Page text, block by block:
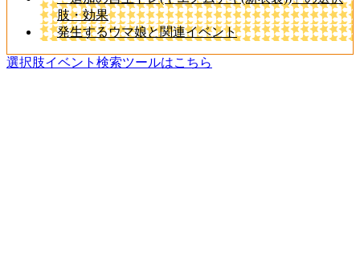
肢・効果
発生するウマ娘と関連イベント
選択肢イベント検索ツールはこちら